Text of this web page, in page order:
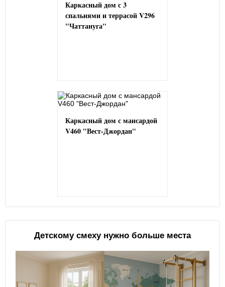
Каркасный дом с 3
спальнями и террасой V296
"Чаттануга"
Каркасный дом с мансардой
V460 "Вест-Джордан"
Детскому смеху нужно больше места